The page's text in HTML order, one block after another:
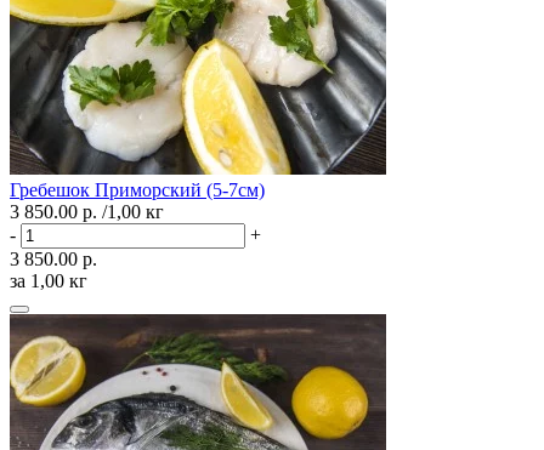
Гребешок Приморский (5-7см)
3 850.00 р. /1,00 кг
-
+
3 850.00 р.
за 1,00 кг